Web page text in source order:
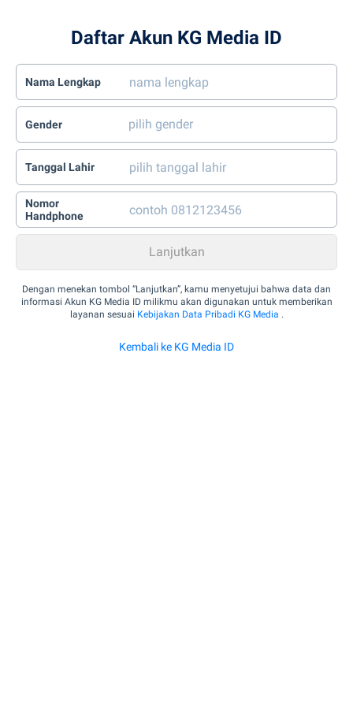
Daftar Akun KG Media ID
Nama Lengkap
Gender
Tanggal Lahir
Nomor
Handphone
Dengan menekan tombol “Lanjutkan”, kamu menyetujui bahwa data dan
informasi Akun KG Media ID milikmu akan digunakan untuk memberikan
layanan sesuai Kebijakan Data Pribadi KG Media .
Kembali ke KG Media ID